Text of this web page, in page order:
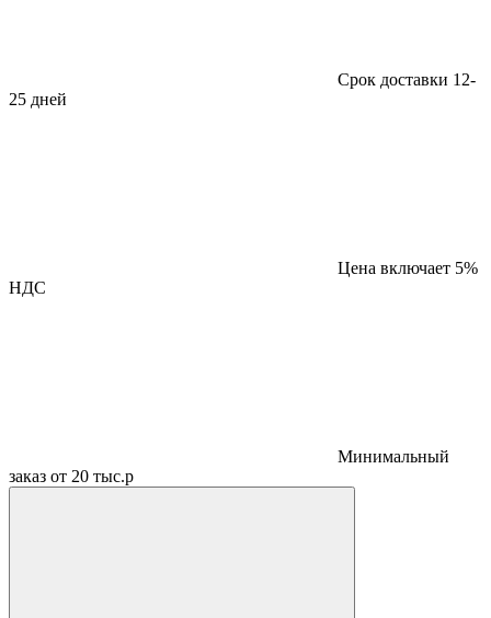
Срок доставки 12-
25 дней
Цена включает 5%
НДС
Минимальный
заказ от 20 тыс.р